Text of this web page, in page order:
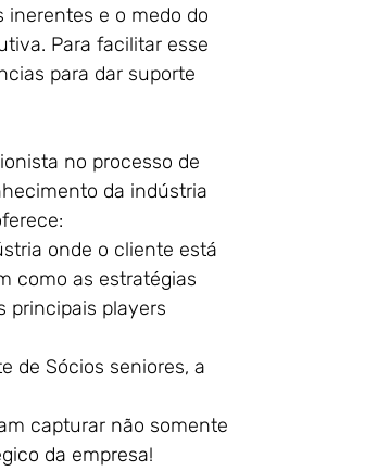
inerentes e o medo do
Para facilitar esse
para dar suporte
no processo de
da indústria
onde o cliente está
como as estratégias
principais players
de Sócios seniores, a
capturar não somente
da empresa!